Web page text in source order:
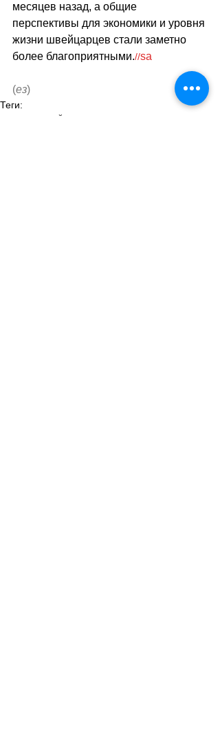
месяцев назад, а общие
перспективы для экономики и уровня
жизни швейцарцев стали заметно
более благоприятными.//sa
(ез)
Теги:
новости швейцарии